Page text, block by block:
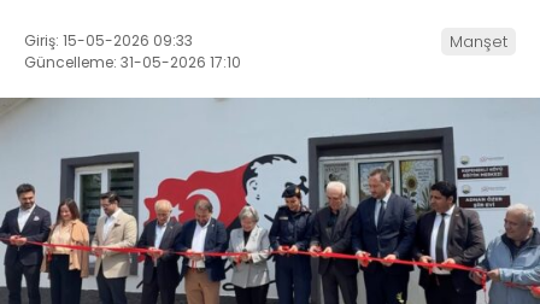
Giriş: 15-05-2026 09:33
Güncelleme: 31-05-2026 17:10
Manşet